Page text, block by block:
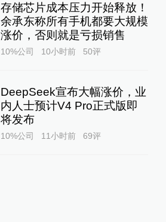
存储芯片成本压力开始释放！
余承东称所有手机都要大规模
涨价，否则就是亏损销售
10%公司 10小时前 50评
DeepSeek宣布大幅涨价，业
内人士预计V4 Pro正式版即
将发布
10%公司 11小时前 69评